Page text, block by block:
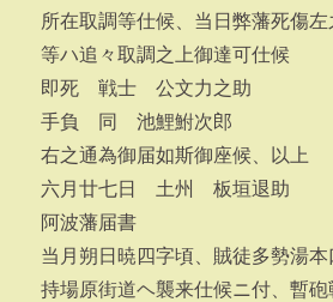
所在取調等仕候、当日弊藩死傷
等ハ追々取調之上御達可仕候
即死 戦士 公文力之助
手負 同 池鯉鮒次郎
右之通為御届如斯御座候、以上
六月廿七日 土州 板垣退助
阿波藩届書
当月朔日暁四字頃、賊徒多勢湯
持場原街道ヘ襲来仕候ニ付、暫